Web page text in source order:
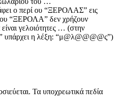
ο περί ου “ΞΕΡΟΛΑΣ” εις
“ΞΕΡΟΛΑ” δεν χρήζουν
γελοιότητες … (στην
υπάρχει η λέξη: “μ@λ@@@@ς”)
Τα υποχρεωτικά πεδία